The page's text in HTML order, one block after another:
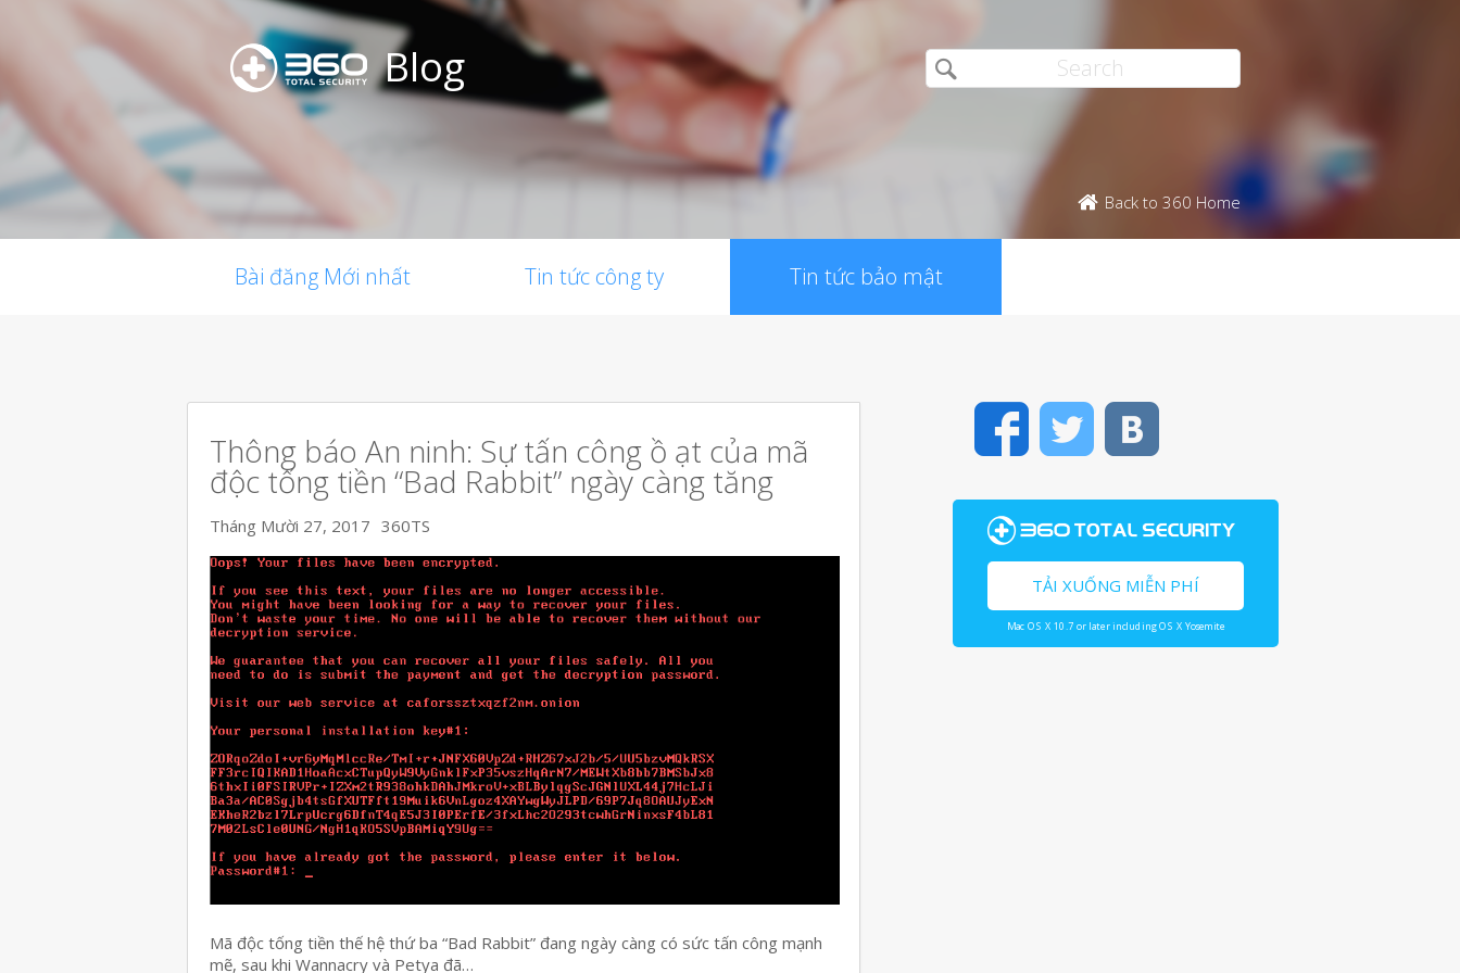
Blog
Back to 360 Home
Bài đăng Mới nhất Tin tức công ty Tin tức bảo mật
Thông báo An ninh: Sự tấn công ồ ạt của mã
độc tống tiền “Bad Rabbit” ngày càng tăng
Tháng Mười 27, 2017 360TS
Mã độc tống tiền thế hệ thứ ba “Bad Rabbit” đang ngày càng có sức tấn công mạnh
mẽ, sau khi Wannacry và Petya đã…
FacebookTwitter
TẢI XUỐNG MIỄN PHÍ
Mac OS X 10.7 or later including OS X Yosemite